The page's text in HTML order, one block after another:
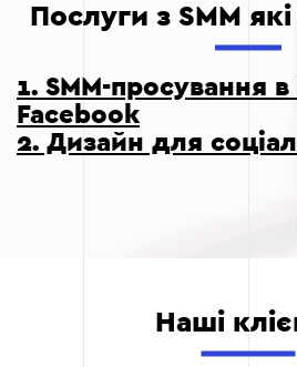
Послуги з SMM
1. SMM-просування
Facebook
2. Дизайн для
Наші